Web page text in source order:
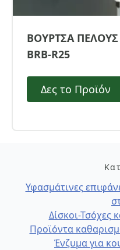
ΒΟΥΡΤΣΑ
BRB-R25
Δες το Προϊόν
Υφασμάτινες
Δίσκοι-Τσόχες
Προϊόντα
Ένζυμα για